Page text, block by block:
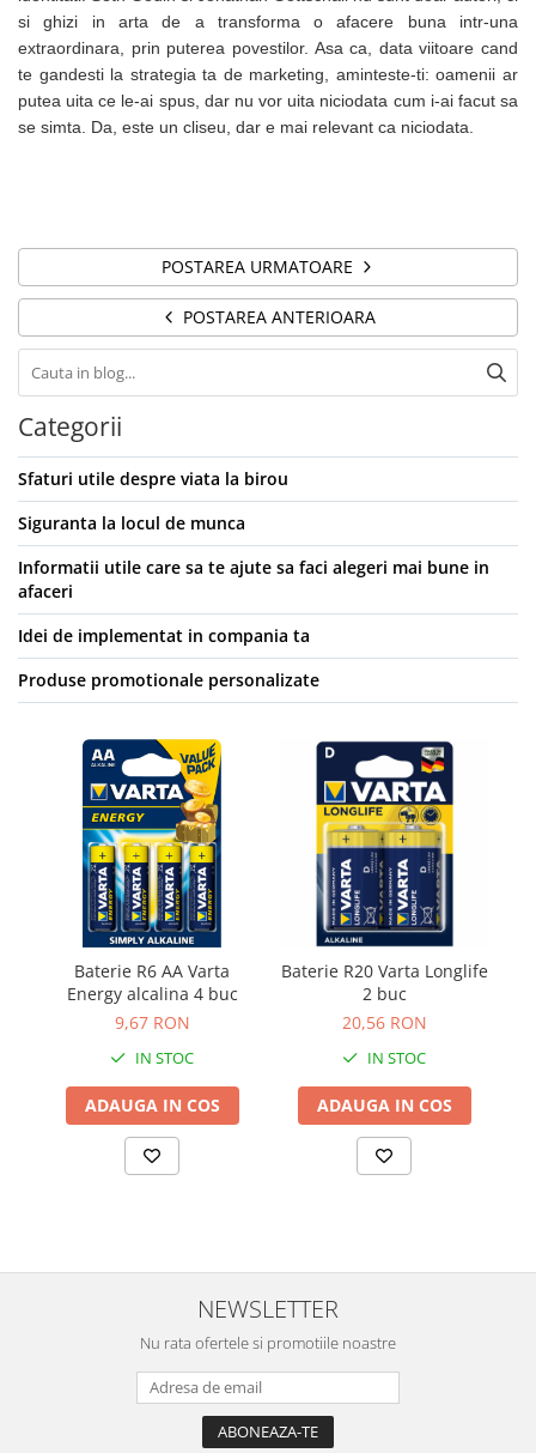
si ghizi in arta de a transforma o afacere buna intr-una
extraordinara, prin puterea povestilor. Asa ca, data viitoare cand
te gandesti la strategia ta de marketing, aminteste-ti: oamenii ar
putea uita ce le-ai spus, dar nu vor uita niciodata cum i-ai facut sa
se simta. Da, este un cliseu, dar e mai relevant ca niciodata.
POSTAREA URMATOARE
POSTAREA ANTERIOARA
Categorii
Sfaturi utile despre viata la birou
Siguranta la locul de munca
Informatii utile care sa te ajute sa faci alegeri mai bune in
afaceri
Idei de implementat in compania ta
Produse promotionale personalizate
Baterie R6 AA Varta
Energy alcalina 4 buc
9,67 RON
IN STOC
ADAUGA IN COS
Baterie R20 Varta Longlife
2 buc
20,56 RON
IN STOC
ADAUGA IN COS
NEWSLETTER
Nu rata ofertele si promotiile noastre